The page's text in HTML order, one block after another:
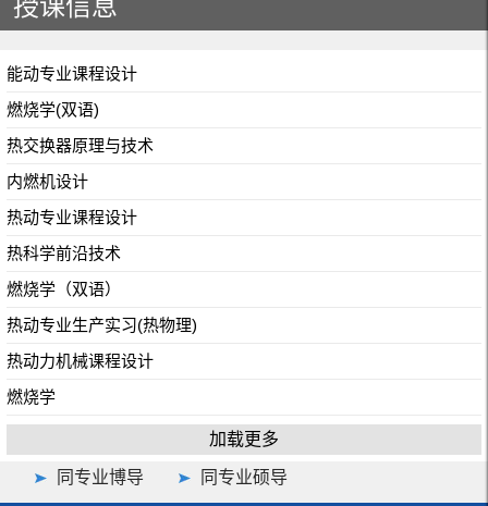
能动专业课程设计
燃烧学(双语)
热交换器原理与技术
内燃机设计
热动专业课程设计
热科学前沿技术
燃烧学（双语）
热动专业生产实习(热物理)
热动力机械课程设计
燃烧学
加载更多
同专业博导 同专业硕导